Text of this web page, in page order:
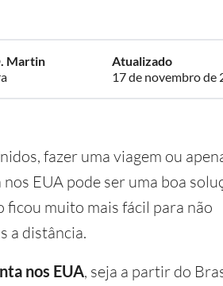
Martin
Atualizado
17 de novembro de
fazer uma viagem ou
EUA pode ser uma boa
ficou muito mais fácil para não
a distância.
nos EUA, seja a partir do